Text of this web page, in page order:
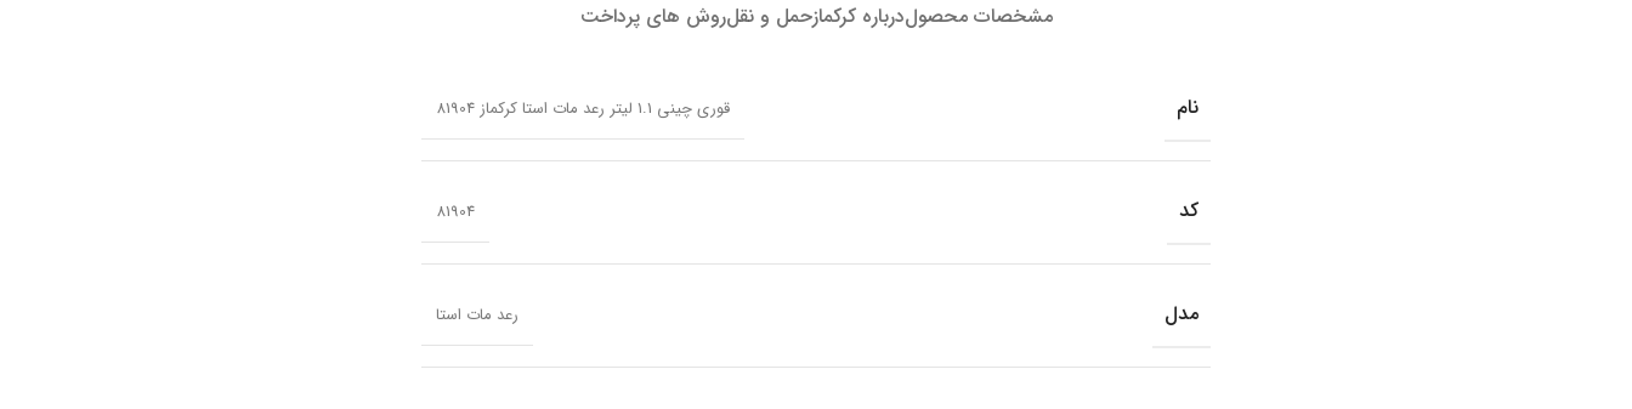
مشخصات محصولدرباره کرکمازحمل و نقلروش های پرداخت
نام قوری چینی 1.1 لیتر رعد مات استا کرکماز 81904
کد 81904
مدل رعد مات استا